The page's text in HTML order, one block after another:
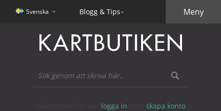
Svenska Blogg & Tips
logga in skapa konto
Meny